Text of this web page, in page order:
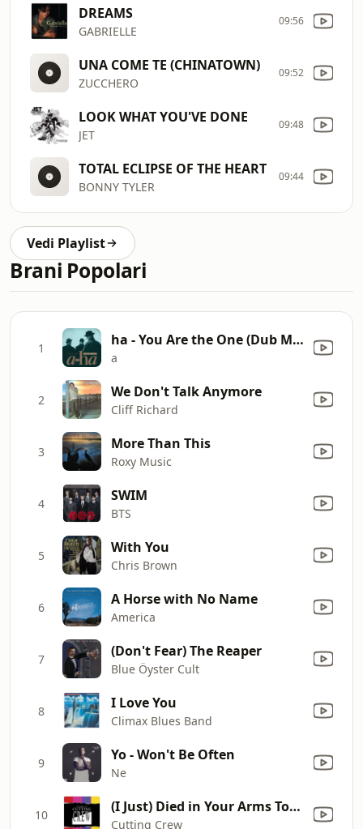
DREAMS
GABRIELLE
09:56
UNA COME TE (CHINATOWN)
ZUCCHERO
09:52
LOOK WHAT YOU'VE DONE
JET
09:48
TOTAL ECLIPSE OF THE HEART
BONNY TYLER
09:44
Vedi Playlist
Brani Popolari
1 ha - You Are the One (Dub Mix Edit)
a
2 We Don't Talk Anymore
Cliff Richard
3 More Than This
Roxy Music
4 SWIM
BTS
5 With You
Chris Brown
6 A Horse with No Name
America
7 (Don't Fear) The Reaper
Blue Öyster Cult
8 I Love You
Climax Blues Band
9 Yo - Won't Be Often
Ne
10 (I Just) Died in Your Arms Tonight
Cutting Crew